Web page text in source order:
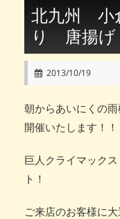
北九州
り 唐揚
2013/10/19
朝からあいにくの
開催いたします！！
巨人クライマック
ト！
ご来店のお客様に大